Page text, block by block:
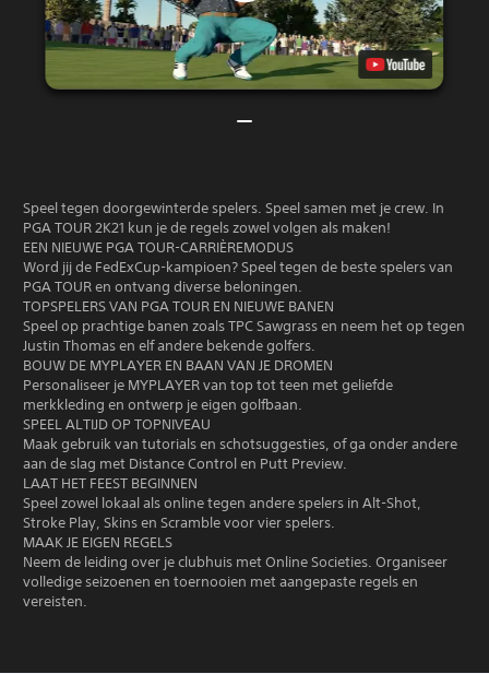
Speel tegen doorgewinterde spelers. Speel samen met je crew. In
PGA TOUR 2K21 kun je de regels zowel volgen als maken!
EEN NIEUWE PGA TOUR-CARRIÈREMODUS
Word jij de FedExCup-kampioen? Speel tegen de beste spelers van
PGA TOUR en ontvang diverse beloningen.
TOPSPELERS VAN PGA TOUR EN NIEUWE BANEN
Speel op prachtige banen zoals TPC Sawgrass en neem het op tegen
Justin Thomas en elf andere bekende golfers.
BOUW DE MYPLAYER EN BAAN VAN JE DROMEN
Personaliseer je MYPLAYER van top tot teen met geliefde
merkkleding en ontwerp je eigen golfbaan.
SPEEL ALTIJD OP TOPNIVEAU
Maak gebruik van tutorials en schotsuggesties, of ga onder andere
aan de slag met Distance Control en Putt Preview.
LAAT HET FEEST BEGINNEN
Speel zowel lokaal als online tegen andere spelers in Alt-Shot,
Stroke Play, Skins en Scramble voor vier spelers.
MAAK JE EIGEN REGELS
Neem de leiding over je clubhuis met Online Societies. Organiseer
volledige seizoenen en toernooien met aangepaste regels en
vereisten.